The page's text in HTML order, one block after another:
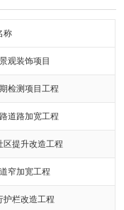
称
观装饰项目
检测项目工程
道路加宽工程
区提升改造工程
窄加宽工程
护栏改造工程